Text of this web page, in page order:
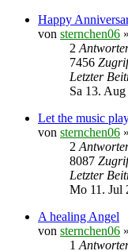
Happy
von sternchen06 »
2
7456
Letzter
Sa 13.
Let the music
von sternchen06 »
2
8087
Letzter
Mo 11. Jul
A healing Angel
von sternchen06 »
1